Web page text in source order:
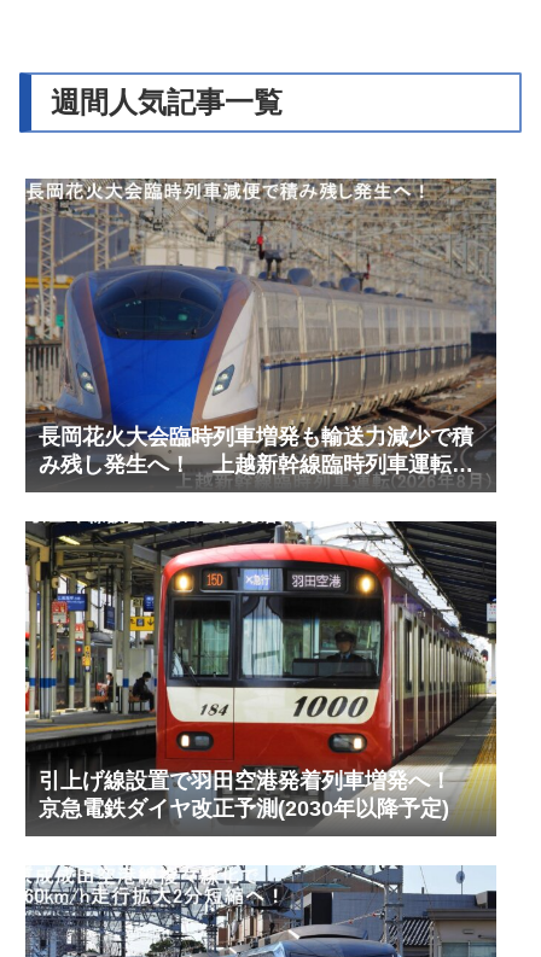
週間人気記事一覧
長岡花火大会臨時列車増発も輸送力減少で積
み残し発生へ！ 上越新幹線臨時列車運転
(2026年8月)
引上げ線設置で羽田空港発着列車増発へ！
京急電鉄ダイヤ改正予測(2030年以降予定)